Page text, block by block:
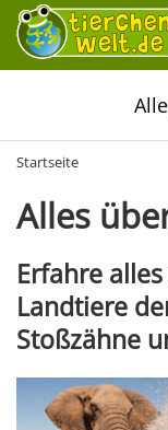
Alle
Startseite
Alles
Erfahre
Landtiere
Stoßzähne